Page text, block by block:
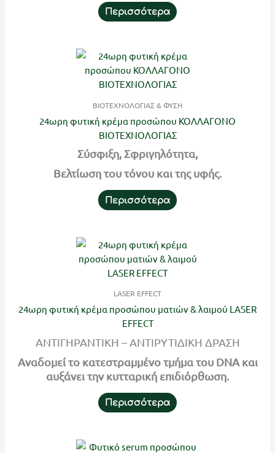
Περισσότερα
ΒΙΟΤΕΧΝΟΛΟΓΙΑΣ & ΦΥΣΗ
24ωρη φυτική κρέμα προσώπου ΚΟΛΛΑΓΟΝΟ
ΒΙΟΤΕΧΝΟΛΟΓΙΑΣ
Σύσφιξη, Σφριγηλότητα,
Βελτίωση του τόνου και της υφής.
Περισσότερα
LASER EFFECT
24ωρη φυτική κρέμα προσώπου ματιών & λαιμού LASER
EFFECT
ΑΝΤΙΓΗΡΑΝΤΙΚΗ – ΑΝΤΙΡΥΤΙΔΙΚΗ ΔΡΑΣΗ
Αναδομεί το κατεστραμμένο τμήμα του DNA και
αυξάνει την κυτταρική επιδιόρθωση.
Περισσότερα